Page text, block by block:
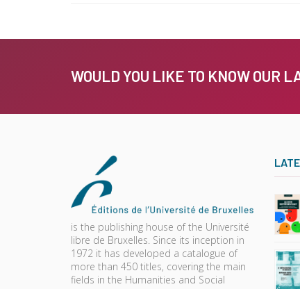
WOULD YOU LIKE TO KNOW OUR
is the publishing house of the Université
libre de Bruxelles. Since its inception in
1972 it has developed a catalogue of
more than 450 titles, covering the main
fields in the Humanities and Social